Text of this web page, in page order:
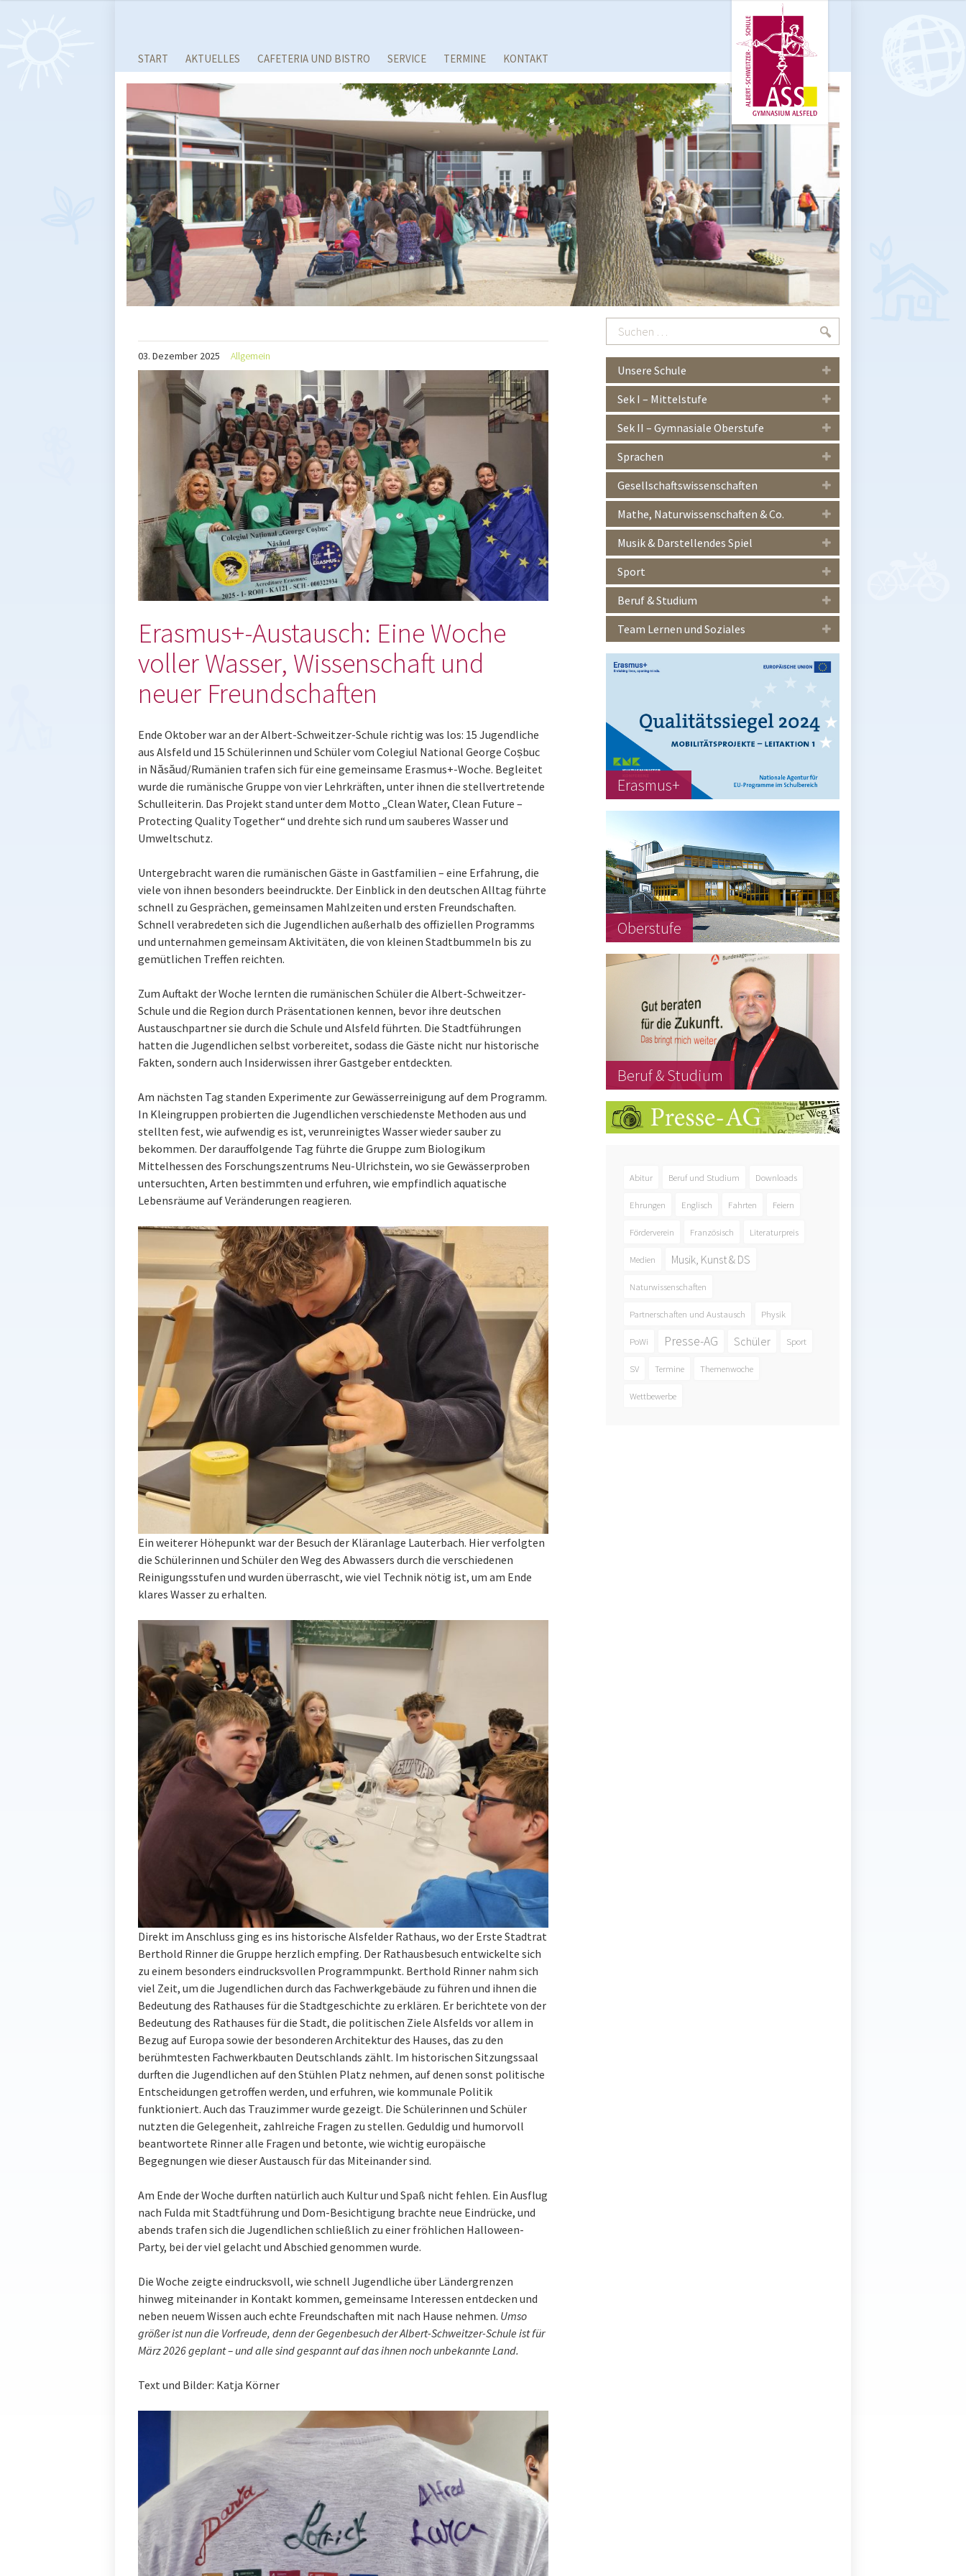
START AKTUELLES CAFETERIA UND BISTRO SERVICE TERMINE KONTAKT
03. Dezember 2025 Allgemein
Erasmus+-Austausch: Eine Woche
voller Wasser, Wissenschaft und
neuer Freundschaften
Ende Oktober war an der Albert-Schweitzer-Schule richtig was los: 15 Jugendliche
aus Alsfeld und 15 Schülerinnen und Schüler vom Colegiul National George Coșbuc
in Năsăud/Rumänien trafen sich für eine gemeinsame Erasmus+-Woche. Begleitet
wurde die rumänische Gruppe von vier Lehrkräften, unter ihnen die stellvertretende
Schulleiterin. Das Projekt stand unter dem Motto „Clean Water, Clean Future –
Protecting Quality Together“ und drehte sich rund um sauberes Wasser und
Umweltschutz.
Untergebracht waren die rumänischen Gäste in Gastfamilien – eine Erfahrung, die
viele von ihnen besonders beeindruckte. Der Einblick in den deutschen Alltag führte
schnell zu Gesprächen, gemeinsamen Mahlzeiten und ersten Freundschaften.
Schnell verabredeten sich die Jugendlichen außerhalb des offiziellen Programms
und unternahmen gemeinsam Aktivitäten, die von kleinen Stadtbummeln bis zu
gemütlichen Treffen reichten.
Zum Auftakt der Woche lernten die rumänischen Schüler die Albert-Schweitzer-
Schule und die Region durch Präsentationen kennen, bevor ihre deutschen
Austauschpartner sie durch die Schule und Alsfeld führten. Die Stadtführungen
hatten die Jugendlichen selbst vorbereitet, sodass die Gäste nicht nur historische
Fakten, sondern auch Insiderwissen ihrer Gastgeber entdeckten.
Am nächsten Tag standen Experimente zur Gewässerreinigung auf dem Programm.
In Kleingruppen probierten die Jugendlichen verschiedenste Methoden aus und
stellten fest, wie aufwendig es ist, verunreinigtes Wasser wieder sauber zu
bekommen. Der darauffolgende Tag führte die Gruppe zum Biologikum
Mittelhessen des Forschungszentrums Neu-Ulrichstein, wo sie Gewässerproben
untersuchten, Arten bestimmten und erfuhren, wie empfindlich aquatische
Lebensräume auf Veränderungen reagieren.
Ein weiterer Höhepunkt war der Besuch der Kläranlage Lauterbach. Hier verfolgten
die Schülerinnen und Schüler den Weg des Abwassers durch die verschiedenen
Reinigungsstufen und wurden überrascht, wie viel Technik nötig ist, um am Ende
klares Wasser zu erhalten.
Direkt im Anschluss ging es ins historische Alsfelder Rathaus, wo der Erste Stadtrat
Berthold Rinner die Gruppe herzlich empfing. Der Rathausbesuch entwickelte sich
zu einem besonders eindrucksvollen Programmpunkt. Berthold Rinner nahm sich
viel Zeit, um die Jugendlichen durch das Fachwerkgebäude zu führen und ihnen die
Bedeutung des Rathauses für die Stadtgeschichte zu erklären. Er berichtete von der
Bedeutung des Rathauses für die Stadt, die politischen Ziele Alsfelds vor allem in
Bezug auf Europa sowie der besonderen Architektur des Hauses, das zu den
berühmtesten Fachwerkbauten Deutschlands zählt. Im historischen Sitzungssaal
durften die Jugendlichen auf den Stühlen Platz nehmen, auf denen sonst politische
Entscheidungen getroffen werden, und erfuhren, wie kommunale Politik
funktioniert. Auch das Trauzimmer wurde gezeigt. Die Schülerinnen und Schüler
nutzten die Gelegenheit, zahlreiche Fragen zu stellen. Geduldig und humorvoll
beantwortete Rinner alle Fragen und betonte, wie wichtig europäische
Begegnungen wie dieser Austausch für das Miteinander sind.
Am Ende der Woche durften natürlich auch Kultur und Spaß nicht fehlen. Ein Ausflug
nach Fulda mit Stadtführung und Dom-Besichtigung brachte neue Eindrücke, und
abends trafen sich die Jugendlichen schließlich zu einer fröhlichen Halloween-
Party, bei der viel gelacht und Abschied genommen wurde.
Die Woche zeigte eindrucksvoll, wie schnell Jugendliche über Ländergrenzen
hinweg miteinander in Kontakt kommen, gemeinsame Interessen entdecken und
neben neuem Wissen auch echte Freundschaften mit nach Hause nehmen. Umso
größer ist nun die Vorfreude, denn der Gegenbesuch der Albert-Schweitzer-Schule ist für
März 2026 geplant – und alle sind gespannt auf das ihnen noch unbekannte Land.
Text und Bilder: Katja Körner
Suchen
…
Unsere Schule
Sek I – Mittelstufe
Sek II – Gymnasiale Oberstufe
Sprachen
Gesellschaftswissenschaften
Mathe, Naturwissenschaften & Co.
Musik & Darstellendes Spiel
Sport
Beruf & Studium
Team Lernen und Soziales
Erasmus+
Oberstufe
Beruf & Studium
Abitur Beruf und Studium Downloads
Ehrungen Englisch Fahrten Feiern
Förderverein Französisch Literaturpreis
Medien Musik, Kunst & DS
Naturwissenschaften
Partnerschaften und Austausch Physik
PoWi Presse-AG Schüler Sport
SV Termine Themenwoche
Wettbewerbe